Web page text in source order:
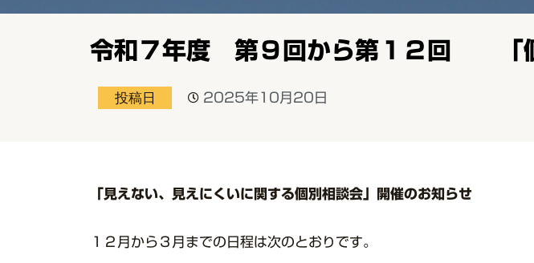
令和７年度 第９回から第１２回 「
投稿日 2025年10月20日
「見えない、見えにくいに関する個別相談会」開催のお知らせ
１２月から３月までの日程は次のとおりです。